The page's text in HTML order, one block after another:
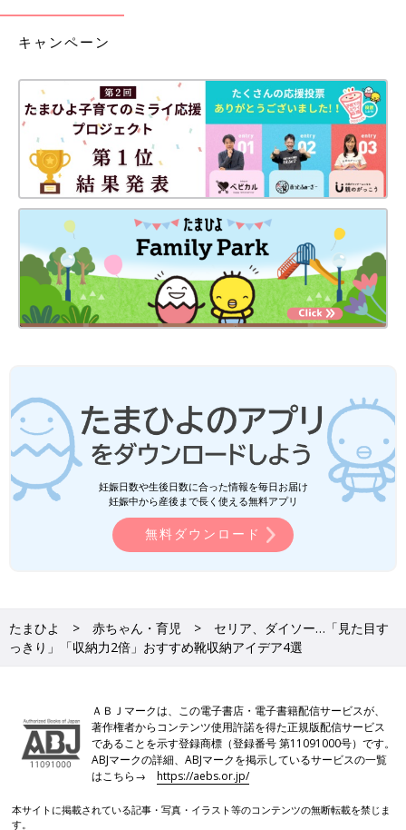
キャンペーン
妊娠日数や生後日数に合った情報を毎日お届け
妊娠中から産後まで長く使える無料アプリ
無料ダウンロード
たまひよ 赤ちゃん・育児
セリア、ダイソー…「見た目す
っきり」「収納力2倍」おすすめ靴収納アイデア4選
ＡＢＪマークは、この電子書店・電子書籍配信サービスが、
著作権者からコンテンツ使用許諾を得た正規版配信サービス
であることを示す登録商標（登録番号 第11091000号）です。
ABJマークの詳細、ABJマークを掲示しているサービスの一覧
はこちら→https://aebs.or.jp/
本サイトに掲載されている記事・写真・イラスト等のコンテンツの無断転載を禁じま
す。